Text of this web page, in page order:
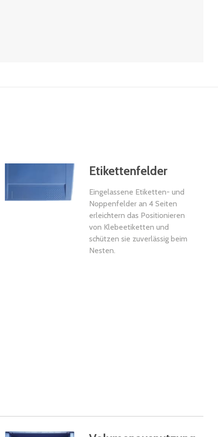
Etikettenfelder
Eingelassene Etiketten- und
Noppenfelder an 4 Seiten
erleichtern das Positionieren
von Klebeetiketten und
schützen sie zuverlässig beim
Nesten.